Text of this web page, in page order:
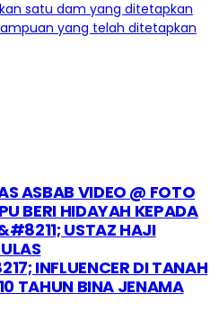
satu dam yang ditetapkan
yang telah ditetapkan
ASBAB VIDEO @ FOTO
BERI HIDAYAH KEPADA
USTAZ HAJI
INFLUENCER DI TANAH
TAHUN BINA JENAMA